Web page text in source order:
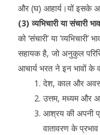
और (घ) आहार्य।यों इसके
(3) व्यभिचारी या संचारी
को ‘संचारी’ या
सहायक है, जो अनुकुल
आचार्य भरत ने इन भावों के
देश, काल और
उत्तम, मध्यम और
आश्रय की अपनी
वातावरण के प्रभाव